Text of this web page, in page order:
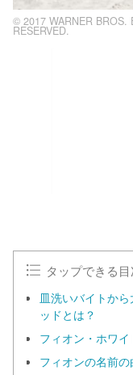
© 2017 WARNER BROS.
RESERVED.
タップできる
皿洗いバイトか
ッドとは？
フィオン・ホワ
フィオンの名前の